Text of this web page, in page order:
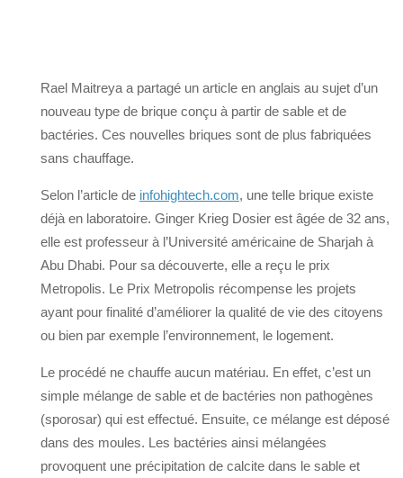
Rael Maitreya a partagé un article en anglais au sujet d’un
nouveau type de brique conçu à partir de sable et de
bactéries. Ces nouvelles briques sont de plus fabriquées
sans chauffage.
Selon l’article de infohightech.com, une telle brique existe
déjà en laboratoire. Ginger Krieg Dosier est âgée de 32 ans,
elle est professeur à l’Université américaine de Sharjah à
Abu Dhabi. Pour sa découverte, elle a reçu le prix
Metropolis. Le Prix Metropolis récompense les projets
ayant pour finalité d’améliorer la qualité de vie des citoyens
ou bien par exemple l’environnement, le logement.
Le procédé ne chauffe aucun matériau. En effet, c’est un
simple mélange de sable et de bactéries non pathogènes
(sporosar) qui est effectué. Ensuite, ce mélange est déposé
dans des moules. Les bactéries ainsi mélangées
provoquent une précipitation de calcite dans le sable et